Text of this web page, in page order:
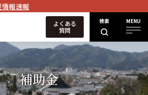
情報速報
検索 MENU
よくある
質問
補助金